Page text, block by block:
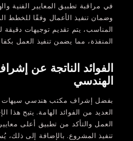
في مراقبة تطبيق المعايير الفنية
وضمان تنفيذ الأعمال وفقًا للخطط
المناسب، يتم تقديم توجيهات دقيقة
المنفذة، مما يضمن تنفيذ العمل
الفوائد الناتجة عن
الهندسي
بفضل إشراف مكتب هندسي سيهات
العديد من الفوائد الهامة. يتيح هذا
العمل والتأكد من تطبيق أعلى
تنفيذ المشروع. بالإضافة إلى ذلك،